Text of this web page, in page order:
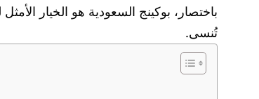
باختصار، بوكينج السعودية هو الخيار
تُنسى.